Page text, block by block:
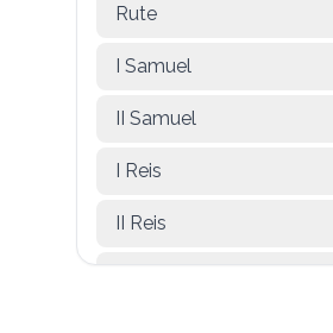
Rute
I Samuel
II Samuel
I Reis
II Reis